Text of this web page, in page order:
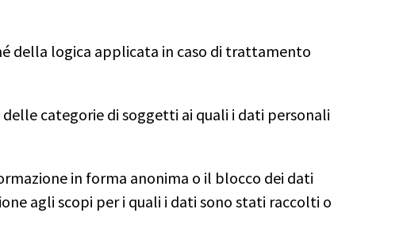
della logica applicata in caso di trattamento
categorie di soggetti ai quali i dati personali
in forma anonima o il blocco dei dati
agli scopi per i quali i dati sono stati raccolti o